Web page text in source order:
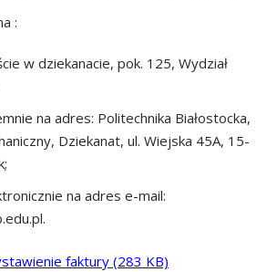
:
w dziekanacie, pok. 125, Wydział
na adres: Politechnika Białostocka,
Dziekanat, ul. Wiejska 45A, 15-
na adres e-mail:
faktury (283 KB)